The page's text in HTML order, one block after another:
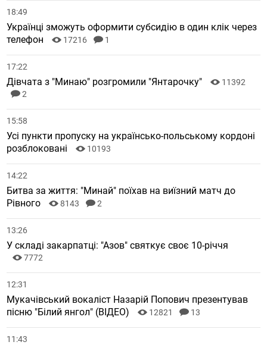
18:49
Українці зможуть оформити субсидію в один клік через
телефон
17216 1
17:22
Дівчата з "Минаю" розгромили "Янтарочку"
11392
2
15:58
Усі пункти пропуску на українсько-польському кордоні
розблоковані
10193
14:22
Битва за життя: "Минай" поїхав на виїзний матч до
Рівного
8143 2
13:26
У складі закарпатці: "Азов" святкує своє 10-річчя
7772
12:31
Мукачівський вокаліст Назарій Попович презентував
пісню "Білий янгол" (ВІДЕО)
12821 13
11:43